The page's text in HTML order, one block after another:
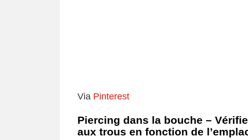
Via Pinterest
Piercing dans la bouche –
aux trous en fonction de